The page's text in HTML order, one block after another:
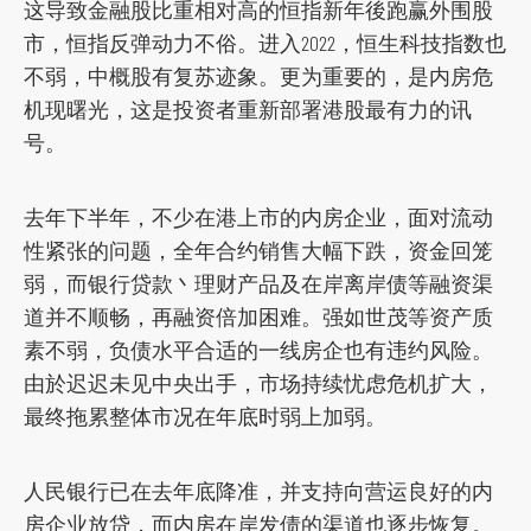
s
o
c
m
e
d
i
t
这导致金融股比重相对高的恒指新年後跑赢外围股
市，恒指反弹动力不俗。进入2022，恒生科技指数也
不弱，中概股有复苏迹象。更为重要的，是内房危
机现曙光，这是投资者重新部署港股最有力的讯
号。
去年下半年，不少在港上市的内房企业，面对流动
性紧张的问题，全年合约销售大幅下跌，资金回笼
弱，而银行贷款丶理财产品及在岸离岸债等融资渠
道并不顺畅，再融资倍加困难。强如世茂等资产质
素不弱，负债水平合适的一线房企也有违约风险。
由於迟迟未见中央出手，市场持续忧虑危机扩大，
最终拖累整体市况在年底时弱上加弱。
人民银行已在去年底降准，并支持向营运良好的内
房企业放贷，而内房在岸发债的渠道也逐步恢复。